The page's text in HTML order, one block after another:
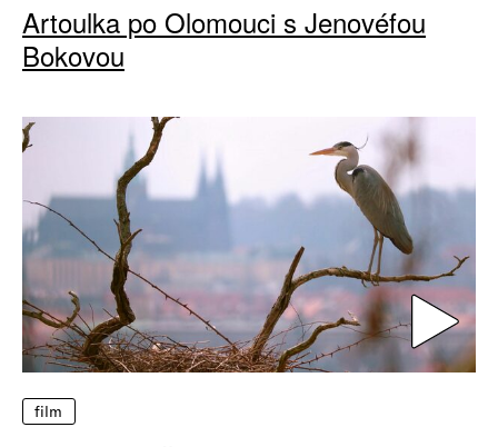
Artoulka po Olomouci s Jenovéfou
Bokovou
film